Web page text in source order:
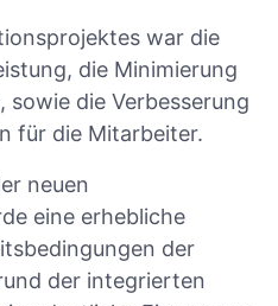
war die
die Minimierung
sowie die Verbesserung
für die Mitarbeiter.
neuen
eine erhebliche
der
der integrierten